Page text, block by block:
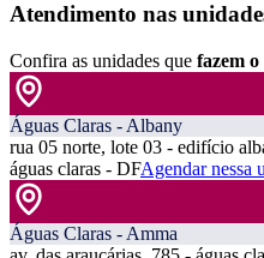
Atendimento nas
Confira as unidades que fazem o
Águas Claras - Albany
rua 05 norte, lote 03 - edifício
águas claras - DFAgendar nessa
Águas Claras - Amma